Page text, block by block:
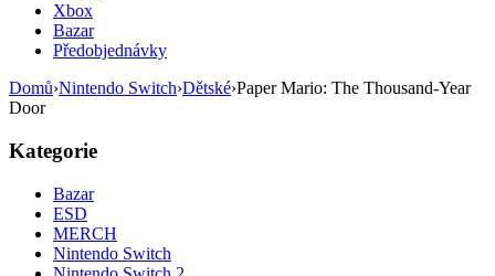
Xbox
Bazar
Předobjednávky
Domů›Nintendo Switch›Dětské›Paper Mario: The Thousand-Year
Door
Kategorie
Bazar
ESD
MERCH
Nintendo Switch